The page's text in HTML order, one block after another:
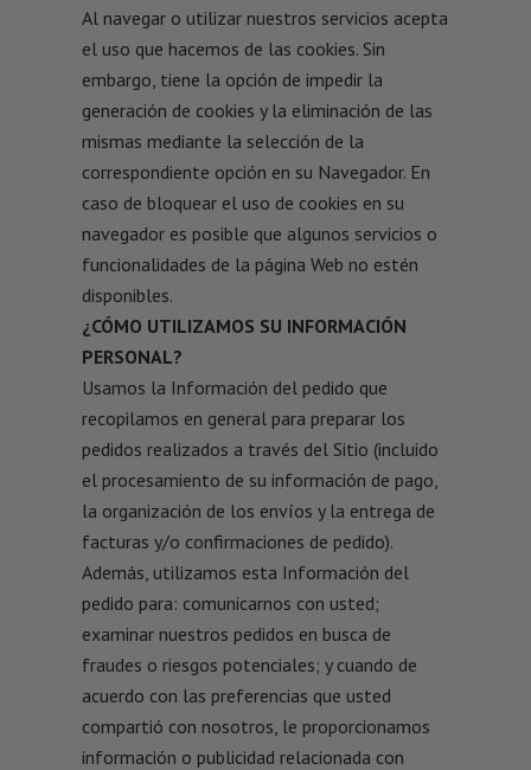
Al navegar o utilizar nuestros servicios acepta
el uso que hacemos de las cookies. Sin
embargo, tiene la opción de impedir la
generación de cookies y la eliminación de las
mismas mediante la selección de la
correspondiente opción en su Navegador. En
caso de bloquear el uso de cookies en su
navegador es posible que algunos servicios o
funcionalidades de la página Web no estén
disponibles.
¿CÓMO UTILIZAMOS SU INFORMACIÓN
PERSONAL?
Usamos la Información del pedido que
recopilamos en general para preparar los
pedidos realizados a través del Sitio (incluido
el procesamiento de su información de pago,
la organización de los envíos y la entrega de
facturas y/o confirmaciones de pedido).
Además, utilizamos esta Información del
pedido para: comunicarnos con usted;
examinar nuestros pedidos en busca de
fraudes o riesgos potenciales; y cuando de
acuerdo con las preferencias que usted
compartió con nosotros, le proporcionamos
información o publicidad relacionada con